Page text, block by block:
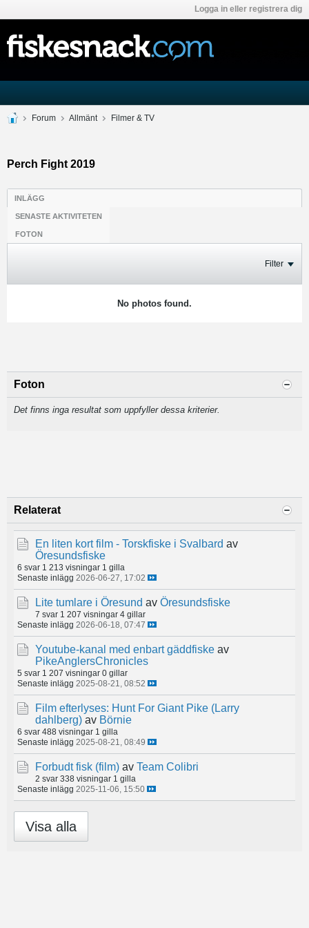
Logga in eller registrera dig
Forum Allmänt Filmer & TV
Perch Fight 2019
INLÄGG
SENASTE AKTIVITETEN
FOTON
Filter
No photos found.
Foton
Det finns inga resultat som uppfyller dessa kriterier.
Relaterat
En liten kort film - Torskfiske i Svalbard av
Öresundsfiske
6 svar 1 213 visningar 1 gilla
Senaste inlägg 2026-06-27, 17:02
Lite tumlare i Öresund av Öresundsfiske
7 svar 1 207 visningar 4 gillar
Senaste inlägg 2026-06-18, 07:47
Youtube-kanal med enbart gäddfiske av
PikeAnglersChronicles
5 svar 1 207 visningar 0 gillar
Senaste inlägg 2025-08-21, 08:52
Film efterlyses: Hunt For Giant Pike (Larry
dahlberg) av Börnie
6 svar 488 visningar 1 gilla
Senaste inlägg 2025-08-21, 08:49
Forbudt fisk (film) av Team Colibri
2 svar 338 visningar 1 gilla
Senaste inlägg 2025-11-06, 15:50
Visa alla